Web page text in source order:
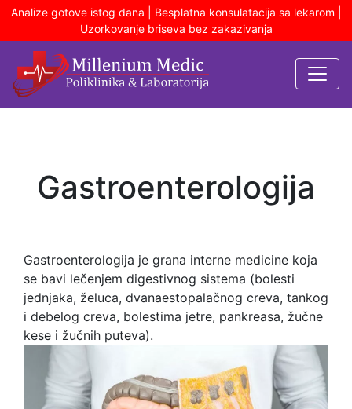
Analize gotove istog dana | Besplatna konsulatacija sa lekarom |
Uzorkovanje briseva bez zakazivanja
Gastroenterologija
Gastroenterologija je grana interne medicine koja
se bavi lečenjem digestivnog sistema (bolesti
jednjaka, želuca, dvanaestopalačnog creva, tankog
i debelog creva, bolestima jetre, pankreasa, žučne
kese i žučnih puteva).